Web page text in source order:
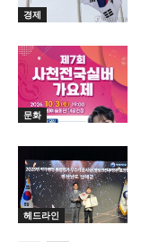
경제
문화
헤드라인